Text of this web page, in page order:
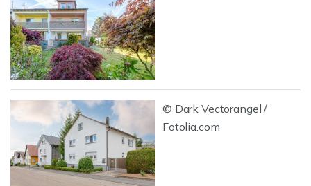
© Dark Vectorangel /
Fotolia.com